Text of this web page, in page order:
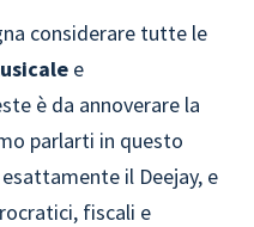
considerare tutte le
e
è da annoverare la
parlarti in questo
il Deejay, e
fiscali e